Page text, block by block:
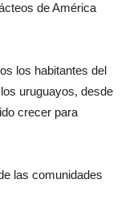
de América
los habitantes del
uruguayos, desde
crecer para
las comunidades